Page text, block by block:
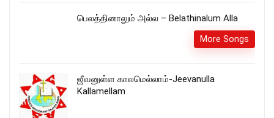
பெலத்தினாலும் அல்ல – Belathinalum Alla
More Songs
ஜீவனுள்ள காலமெல்லாம்-Jeevanulla
Kallamellam